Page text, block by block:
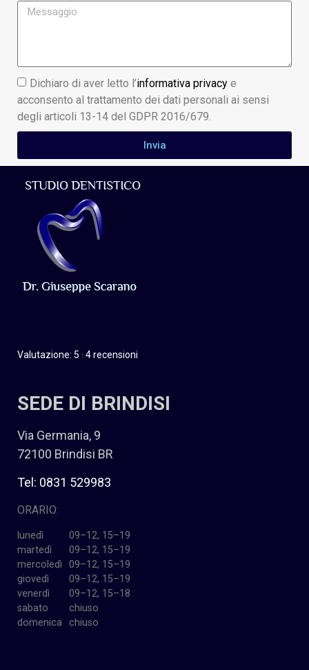
Dichiaro di aver letto l’informativa privacy e
acconsento al trattamento dei dati personali ai sensi
degli articoli 13-14 del GDPR 2016/679.
Invia
Valutazione: 5 · 4 recensioni
SEDE DI BRINDISI
Via Germania, 9
72100 Brindisi BR
Tel: 0831 529983
ORARIO:
lunedì
09–12, 15–19
martedì
09–12, 15–19
mercoledì
09–12, 15–19
giovedì
09–12, 15–19
venerdì
09–12, 15–18
sabato
chiuso
domenica
chiuso